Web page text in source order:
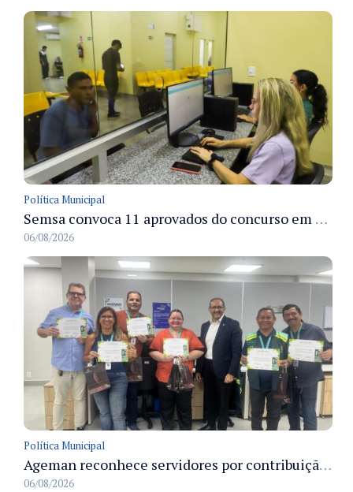
Política Municipal
Semsa convoca 11 aprovados do concurso em Manaus para apresentação e posse até 3/9
06/08/2026
Política Municipal
Ageman reconhece servidores por contribuição à sustentabilidade no descarte de resíduos no primeiro semestre de 2026
06/08/2026